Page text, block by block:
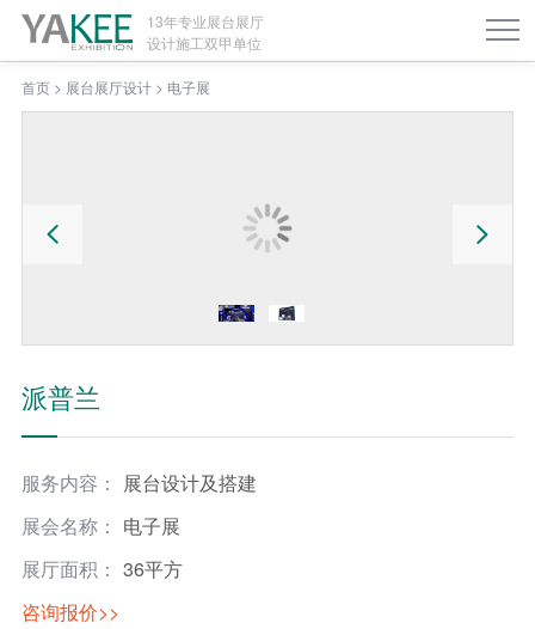
13年专业展台展厅
设计施工双甲单位
首页> 展台展厅设计> 电子展
派普兰
服务内容：
展台设计及搭建
展会名称： 电子展
展厅面积： 36平方
咨询报价>>